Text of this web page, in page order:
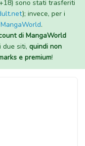
sono stati trasferiti
); invece, per i
MangaWorld.
di MangaWorld
due siti, quindi non
e premium!